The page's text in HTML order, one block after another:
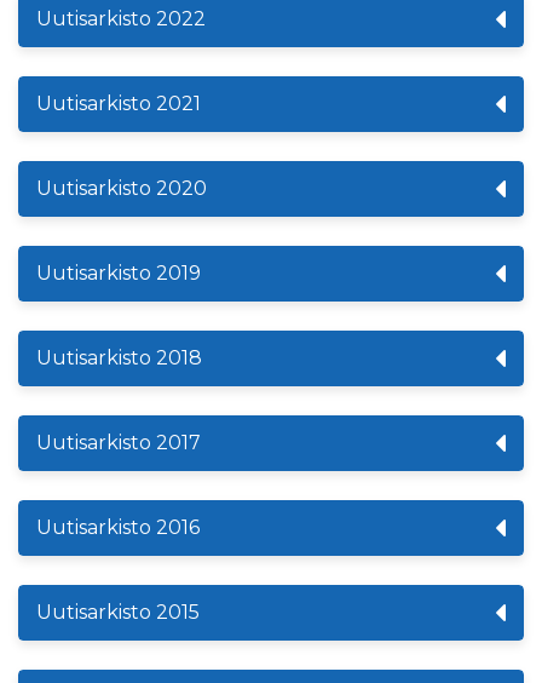
Uutisarkisto 2022
Uutisarkisto 2021
Uutisarkisto 2020
Uutisarkisto 2019
Uutisarkisto 2018
Uutisarkisto 2017
Uutisarkisto 2016
Uutisarkisto 2015